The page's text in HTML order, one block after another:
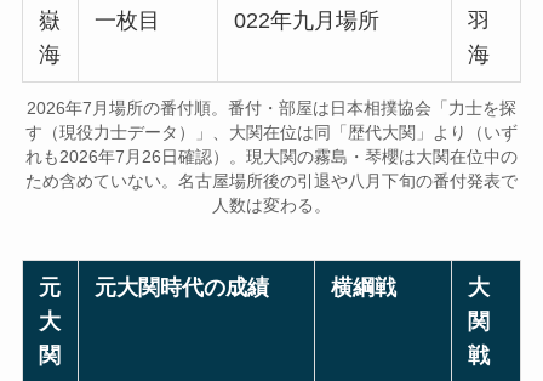
嶽
海
一枚目
022年九月場所
羽
海
2026年7月場所の番付順。番付・部屋は日本相撲協会「力士を探
す（現役力士データ）」、大関在位は同「歴代大関」より（いず
れも2026年7月26日確認）。現大関の霧島・琴櫻は大関在位中の
ため含めていない。名古屋場所後の引退や八月下旬の番付発表で
人数は変わる。
元
大
関
元大関時代の成績 横綱戦
大
関
戦